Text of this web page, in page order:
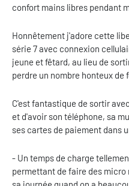
confort mains libres pendant
Honnêtement j'adore cette
série 7 avec connexion
jeune et fêtard, au lieu de
perdre un nombre honteux de
C'est fantastique de sortir
et d'avoir son téléphone, sa
ses cartes de paiement dans
- Un temps de charge
permettant de faire des